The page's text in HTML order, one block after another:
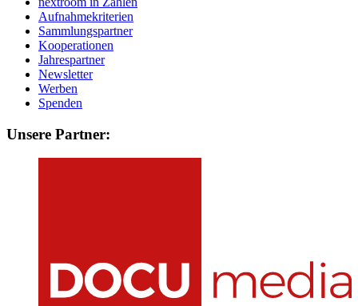
Aufnahmekriterien
Sammlungspartner
Kooperationen
Jahrespartner
Newsletter
Werben
Spenden
Unsere Partner: